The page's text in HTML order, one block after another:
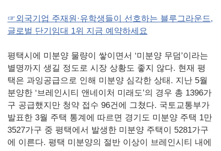
☞외국기업 주재원·유학생들이 선호하는 블루그라운드,
글로벌 단기임대 1위 지금 예약하세요
평택시에 미분양 물량이 쌓이면서 ‘미분양 무덤’이라는
별명까지 생길 정도로 시장 상황도 좋지 않다. 현재 평
택은 과잉공급으로 인해 미분양 심각한 상태. 지난 5월
분양한 ‘브레인시티 앤네이처 미래도’의 경우 총 1396가
구 공급했지만 청약 접수 96건에 그쳤다. 국토교통부가
발표한 3월 주택 통계에 따르면 경기도 미분양 주택 1만
3527가구 중 평택에서 발생한 미분양 주택이 5281가구
에 이른다. 평택 미분양의 절반 이상이 브레인시티 내에